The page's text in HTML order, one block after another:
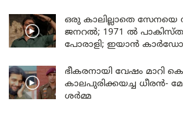
ഒരു കാലില്ലാതെ സേനയെ
ജനറൽ; 1971 ൽ
പോരാളി; ഇയാൻ
ഭീകരനായി വേഷം മാറി
കാലപുരിക്കയച്ച ധീരൻ-
ശർമ്മ